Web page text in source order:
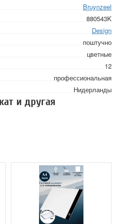
Bruynzeel
880543K
Design
поштучно
цветные
12
профессиональная
Нидерланды
и другая